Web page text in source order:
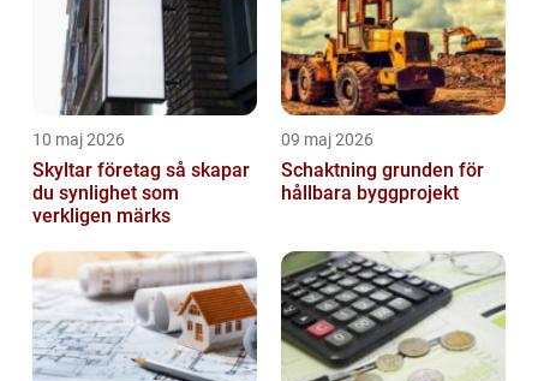
10 maj 2026
Skyltar företag så skapar
du synlighet som
verkligen märks
09 maj 2026
Schaktning grunden för
hållbara byggprojekt